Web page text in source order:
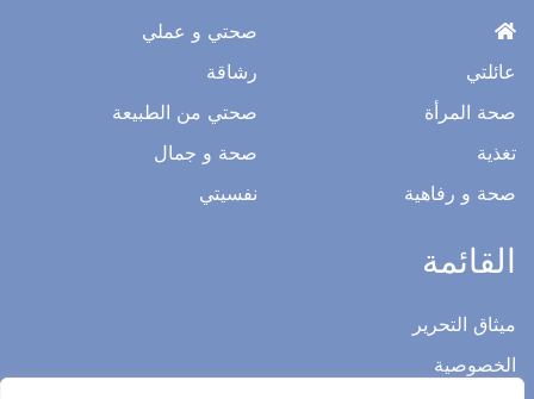
عائلتي
صحة المرأة
تغذية
صحة و رفاهية
صحتي و عملي
رشاقة
صحتي من الطبيعة
صحة و جمال
نفسيتي
القائمة
ميثاق التحرير
الخصوصية